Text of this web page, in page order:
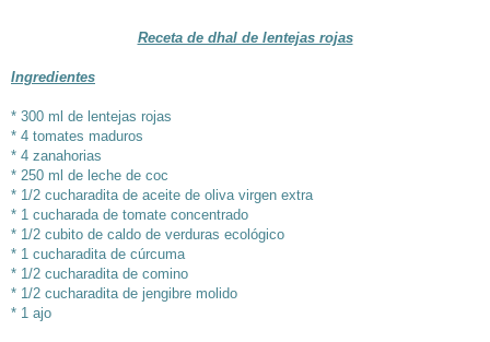
Receta de dhal de lentejas rojas
Ingredientes
* 300 ml de lentejas rojas
* 4 tomates maduros
* 4 zanahorias
* 250 ml de leche de coc
* 1/2 cucharadita de aceite de oliva virgen extra
* 1 cucharada de tomate concentrado
* 1/2 cubito de caldo de verduras ecológico
* 1 cucharadita de cúrcuma
* 1/2 cucharadita de comino
* 1/2 cucharadita de jengibre molido
* 1 ajo